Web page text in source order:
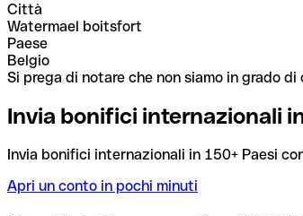
Città
Watermael boitsfort
Paese
Belgio
Si prega di notare che non siamo in grado
Invia bonifici internazionali
Invia bonifici internazionali in 150+ Paesi
Apri un conto in pochi minuti